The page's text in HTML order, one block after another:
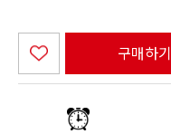
구매하기